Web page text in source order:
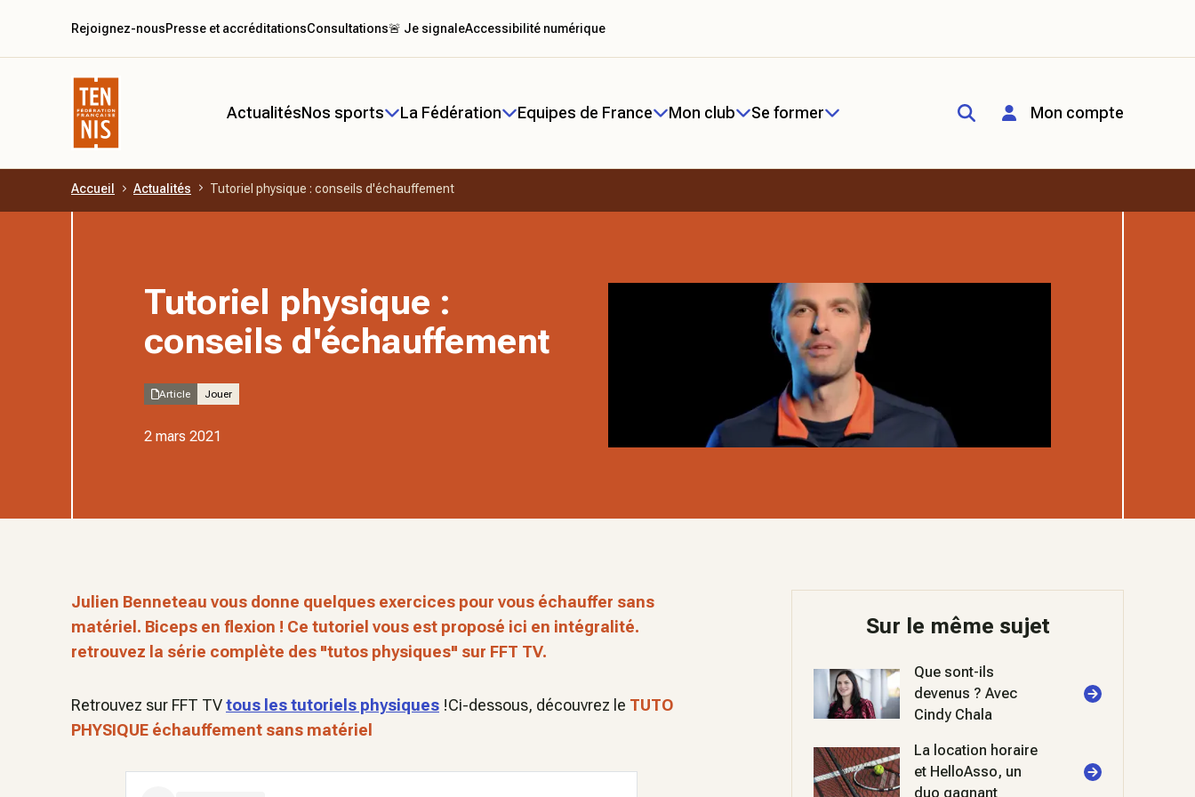
Aller au contenu principal
ActualitésNos sports La Fédération Equipes de France Mon club Se former Mon compte
Rejoignez-nousPresse et accréditationsConsultations🚨 Je signaleAccessibilité numérique
Accueil Actualités Tutoriel physique : conseils d'échauffement
Tutoriel physique :
conseils d'échauffement
Article Jouer
2 mars 2021
Julien Benneteau vous donne quelques exercices pour vous échauffer sans
matériel. Biceps en flexion ! Ce tutoriel vous est proposé ici en intégralité.
retrouvez la série complète des "tutos physiques" sur FFT TV.
Retrouvez sur FFT TVtous les tutoriels physiques !Ci-dessous, découvrez le TUTO
PHYSIQUE échauffement sans matériel
Sur le même sujet
Que sont-ils
devenus ? Avec
Cindy Chala
La location horaire
et HelloAsso, un
duo gagnant